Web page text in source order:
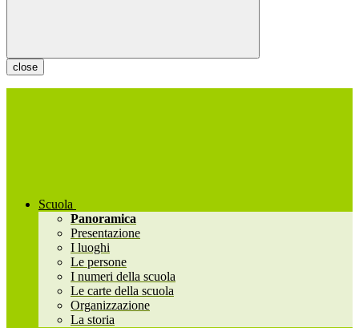
close
Scuola
Panoramica
Presentazione
I luoghi
Le persone
I numeri della scuola
Le carte della scuola
Organizzazione
La storia